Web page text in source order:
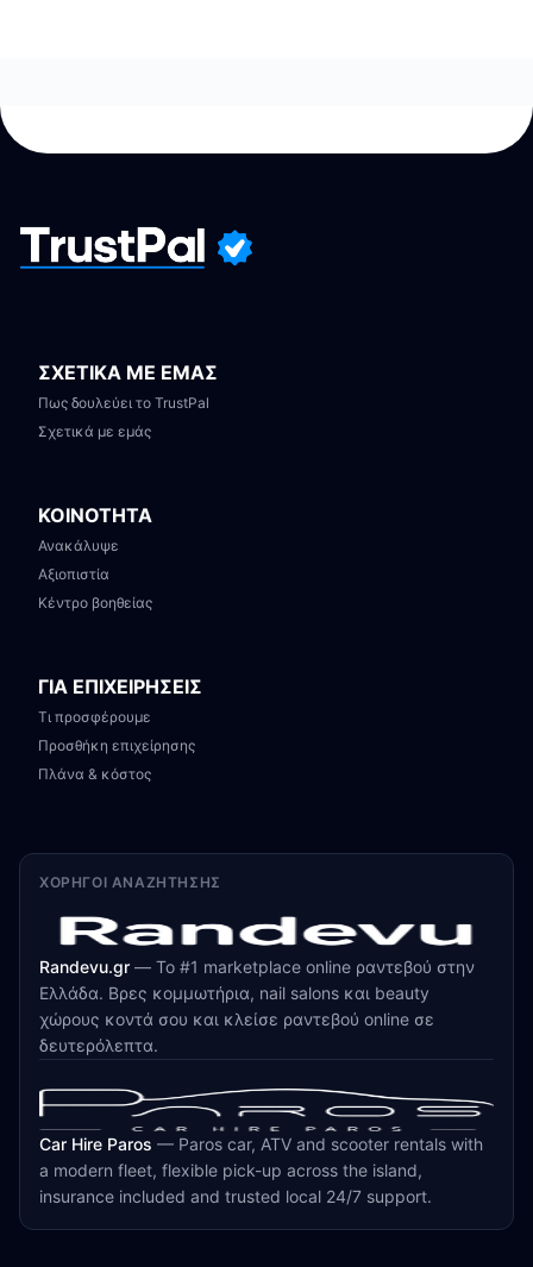
ΣΧΕΤΙΚΑ ΜΕ ΕΜΑΣ
Πως δουλεύει το TrustPal
Σχετικά με εμάς
ΚΟΙΝΟΤΗΤΑ
Ανακάλυψε
Αξιοπιστία
Κέντρο βοηθείας
ΓΙΑ ΕΠΙΧΕΙΡΗΣΕΙΣ
Τι προσφέρουμε
Προσθήκη επιχείρησης
Πλάνα & κόστος
ΧΟΡΗΓΟΊ ΑΝΑΖΉΤΗΣΗΣ
Randevu.gr — Το #1 marketplace online ραντεβού στην
Ελλάδα. Βρες κομμωτήρια, nail salons και beauty
χώρους κοντά σου και κλείσε ραντεβού online σε
δευτερόλεπτα.
Car Hire Paros — Paros car, ATV and scooter rentals with
a modern fleet, flexible pick-up across the island,
insurance included and trusted local 24/7 support.